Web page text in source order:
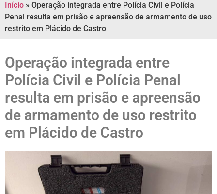
Início » Operação integrada entre Polícia Civil e Polícia
Penal resulta em prisão e apreensão de armamento de uso
restrito em Plácido de Castro
Operação integrada entre
Polícia Civil e Polícia Penal
resulta em prisão e apreensão
de armamento de uso restrito
em Plácido de Castro